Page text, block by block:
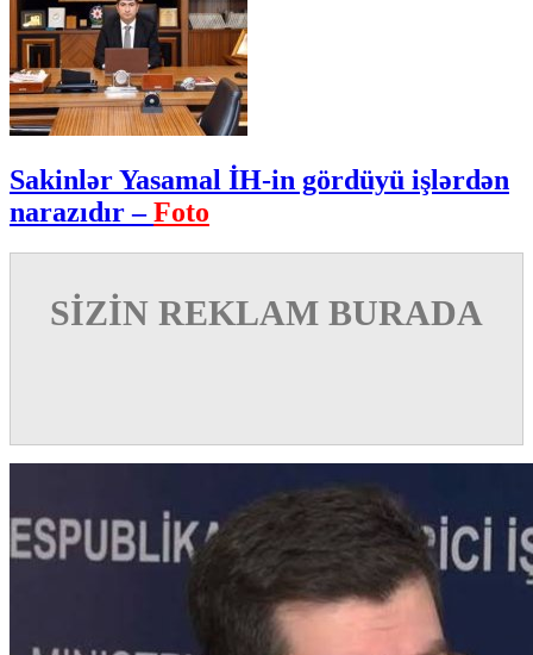
Sakinlər Yasamal İH-in gördüyü işlərdən
narazıdır –Foto
SİZİN REKLAM BURADA